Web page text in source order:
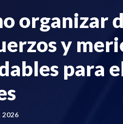
organizar
y
para
2026